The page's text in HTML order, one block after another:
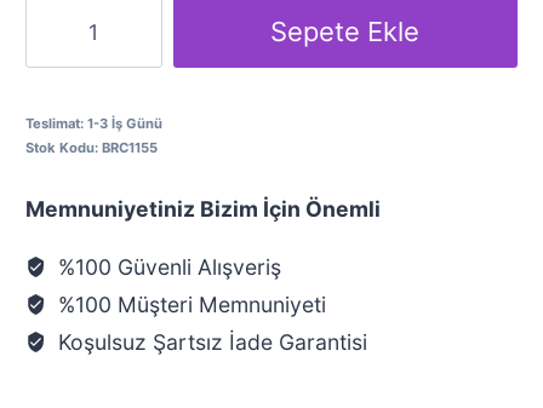
Kolye
Sepete Ekle
Teslimat: 1-3 İş Günü
Stok Kodu: BRC1155
Memnuniyetiniz Bizim İçin Önemli
%100 Güvenli Alışveriş
%100 Müşteri Memnuniyeti
Koşulsuz Şartsız İade Garantisi